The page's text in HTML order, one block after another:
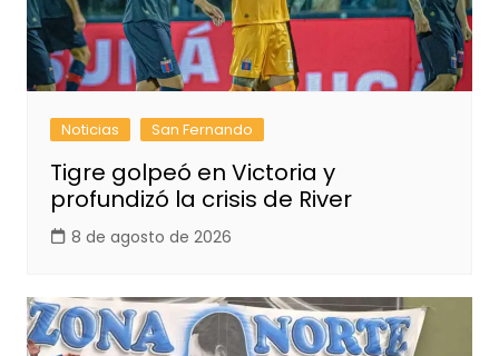
Noticias San Fernando
Tigre golpeó en Victoria y
profundizó la crisis de River
8 de agosto de 2026